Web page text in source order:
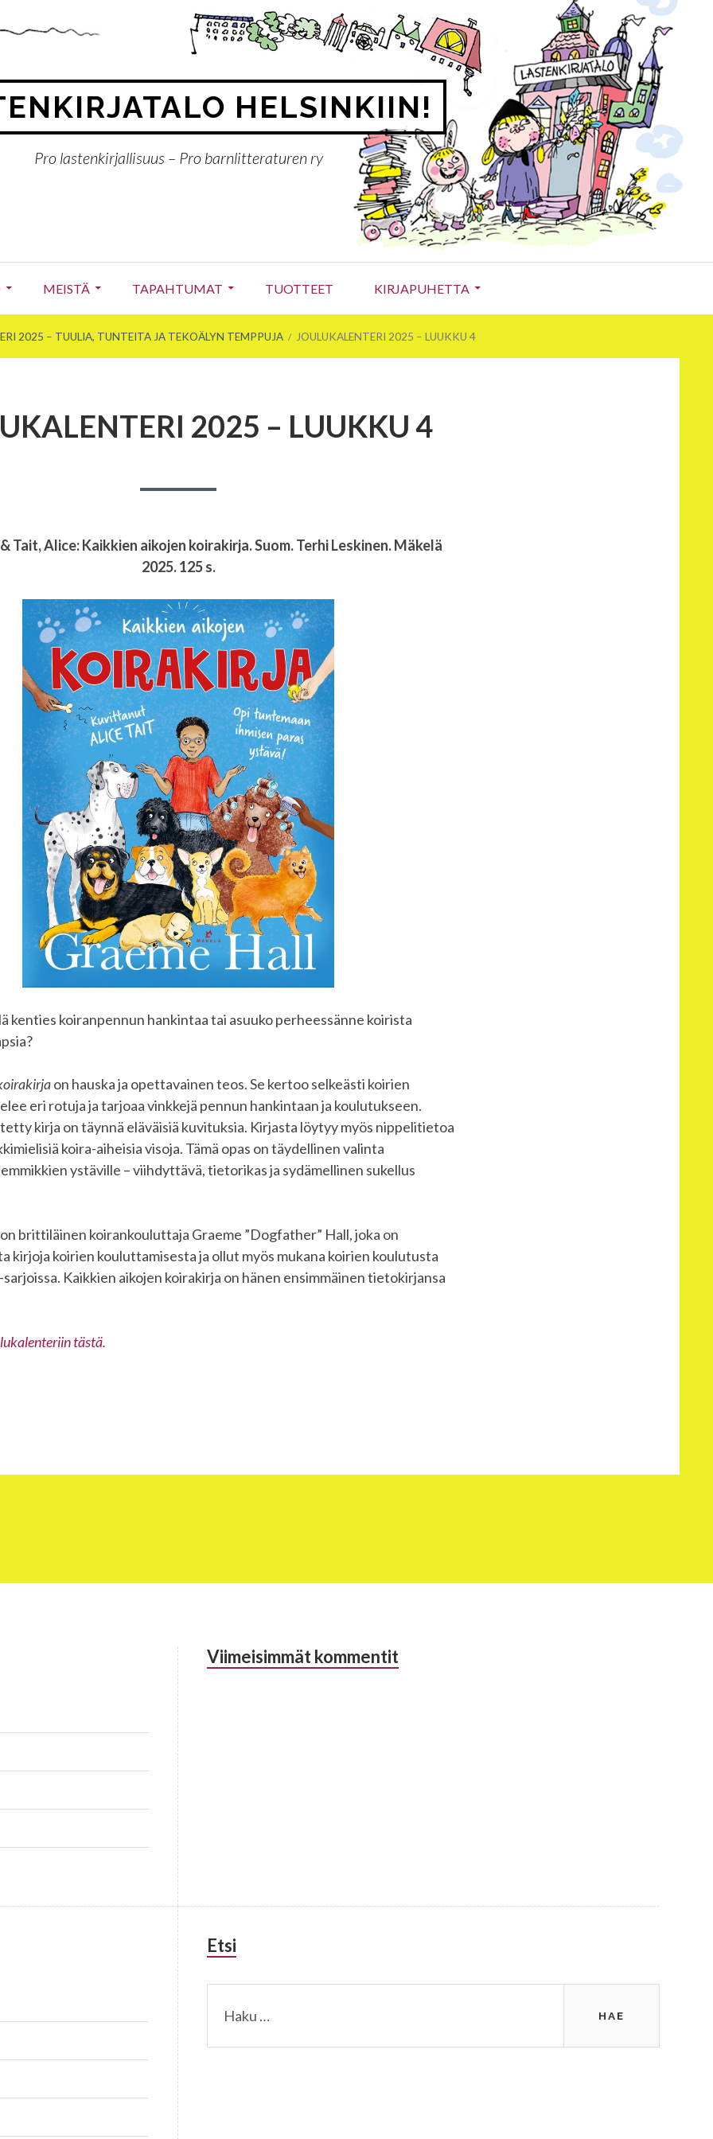
HELSINKIIN!
Pro lastenkirjallisuus – Pro barnlitteraturen ry
MEISTÄ TAPAHTUMAT TUOTTEET KIRJAPUHETTA
2025 – TUULIA, TUNTEITA JA TEKOÄLYN TEMPPUJA JOULUKALENTERI 2025 – LUUKKU 4
2025 – LUUKKU 4
Tait, Alice: Kaikkien aikojen koirakirja. Suom. Terhi Leskinen. Mäkelä
2025. 125 s.
kenties koiranpennun hankintaa tai asuuko perheessänne koirista
on hauska ja opettavainen teos. Se kertoo selkeästi koirien
eri rotuja ja tarjoaa vinkkejä pennun hankintaan ja koulutukseen.
kirja on täynnä eläväisiä kuvituksia. Kirjasta löytyy myös nippelitietoa
koira-aiheisia visoja. Tämä opas on täydellinen valinta
ystäville – viihdyttävä, tietorikas ja sydämellinen sukellus
brittiläinen koirankouluttaja Graeme ”Dogfather” Hall, joka on
kirjoja koirien kouluttamisesta ja ollut myös mukana koirien koulutusta
Kaikkien aikojen koirakirja on hänen ensimmäinen tietokirjansa
tästä.
Viimeisimmät kommentit
Etsi